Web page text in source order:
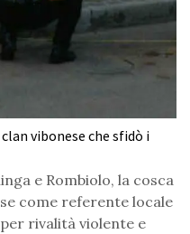
vibonese che sfidò i
e Rombiolo, la cosca
come referente locale
rivalità violente e